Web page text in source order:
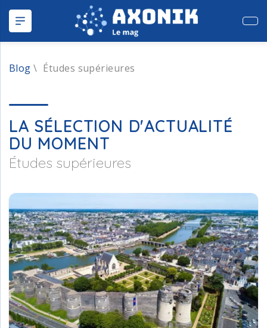
Blog \ Études supérieures
LA SÉLECTION D'ACTUALITÉ
DU MOMENT
Études supérieures